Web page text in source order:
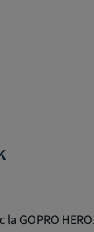
GOPRO